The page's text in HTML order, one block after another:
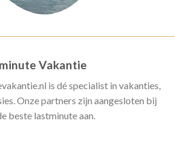
Vakantie
is dé specialist in vakanties,
Onze partners zijn aangesloten bij
beste lastminute aan.